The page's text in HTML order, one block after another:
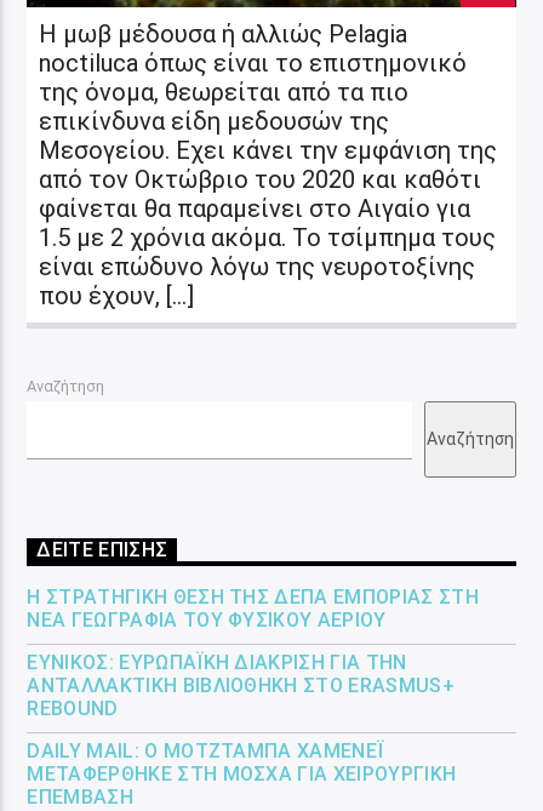
Η μωβ μέδουσα ή αλλιώς Pelagia
noctiluca όπως είναι το επιστημονικό
της όνομα, θεωρείται από τα πιο
επικίνδυνα είδη μεδουσών της
Μεσογείου. Εχει κάνει την εμφάνιση της
από τον Οκτώβριο του 2020 και καθότι
φαίνεται θα παραμείνει στο Αιγαίο για
1.5 με 2 χρόνια ακόμα. Το τσίμπημα τους
είναι επώδυνο λόγω της νευροτοξίνης
που έχουν, […]
Αναζήτηση
Αναζήτηση
ΔΕΙΤΕ ΕΠΙΣΗΣ
Η ΣΤΡΑΤΗΓΙΚΉ ΘΈΣΗ ΤΗΣ ΔΕΠΑ ΕΜΠΟΡΊΑΣ ΣΤΗ
ΝΈΑ ΓΕΩΓΡΑΦΊΑ ΤΟΥ ΦΥΣΙΚΟΎ ΑΕΡΊΟΥ
ΕΎΝΙΚΟΣ: ΕΥΡΩΠΑΪΚΉ ΔΙΆΚΡΙΣΗ ΓΙΑ ΤΗΝ
ΑΝΤΑΛΛΑΚΤΙΚΉ ΒΙΒΛΙΟΘΉΚΗ ΣΤΟ ERASMUS+
REBOUND
DAILY MAIL: Ο ΜΟΤΖΤΆΜΠΑ ΧΑΜΕΝΕΪ́
ΜΕΤΑΦΈΡΘΗΚΕ ΣΤΗ ΜΌΣΧΑ ΓΙΑ ΧΕΙΡΟΥΡΓΙΚΉ
ΕΠΈΜΒΑΣΗ